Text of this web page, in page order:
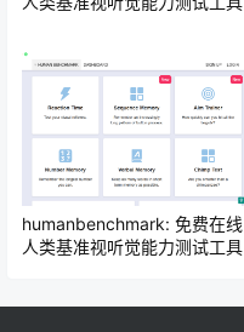
humanbenchmark: 免费在线
人类基准视听觉能力测试工具